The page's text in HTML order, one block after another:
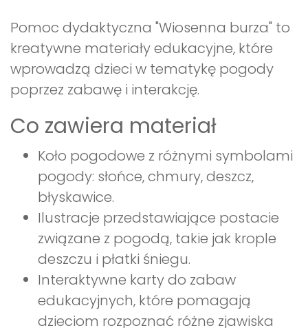
Pomoc dydaktyczna "Wiosenna burza" to
kreatywne materiały edukacyjne, które
wprowadzą dzieci w tematykę pogody
poprzez zabawę i interakcję.
Co zawiera materiał
Koło pogodowe z różnymi symbolami
pogody: słońce, chmury, deszcz,
błyskawice.
Ilustracje przedstawiające postacie
związane z pogodą, takie jak krople
deszczu i płatki śniegu.
Interaktywne karty do zabaw
edukacyjnych, które pomagają
dzieciom rozpoznać różne zjawiska